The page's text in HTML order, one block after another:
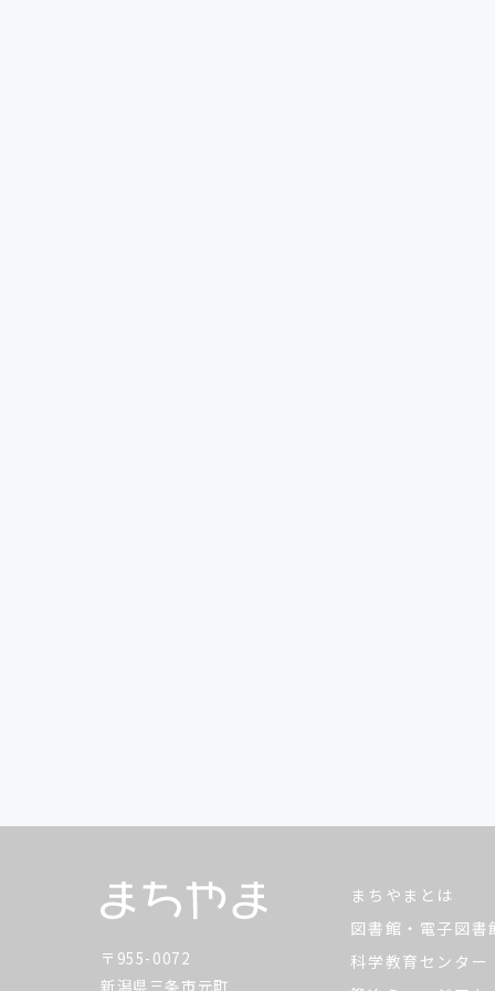
〒955-0072
新潟県三条市元町
まちやまとは
図書館・電子図書
科学教育センター